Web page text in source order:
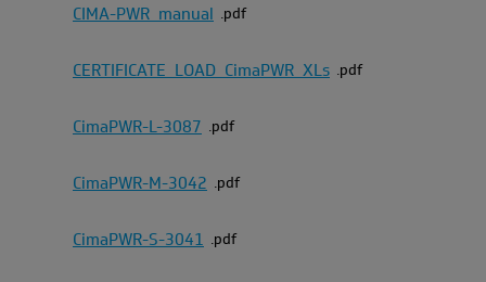
CIMA-PWR_manual pdf
CERTIFICATE_LOAD_CimaPWR_XLs pdf
CimaPWR-L-3087 pdf
CimaPWR-M-3042 pdf
CimaPWR-S-3041 pdf